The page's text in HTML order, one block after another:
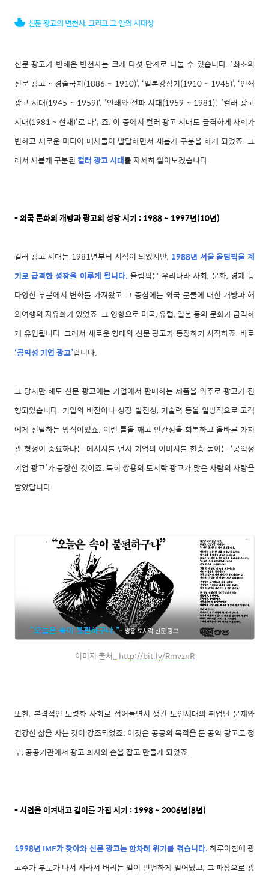
신문 광고가 변해온 변천사는 크게 다섯 단계로 나눌 수 있습니다. ‘최초의
신문 광고 ~ 경술국치(1886 ~ 1910)’, ‘일본강점기(1910 ~ 1945)’, ‘인쇄
광고 시대(1945 ~ 1959)‘, ’인쇄와 전파 시대(1959 ~ 1981)‘, ’컬러 광고
시대(1981 ~ 현재)‘로 나누죠. 이 중에서 컬러 광고 시대도 급격하게 사회가
변하고 새로운 미디어 매체들이 발달하면서 새롭게 구분을 하게 되었죠. 그
래서 새롭게 구분된 컬러 광고 시대를 자세히 알아보겠습니다.
- 외국 문화의 개방과 광고의 성장 시기 : 1988 ~ 1997년(10년)
컬러 광고 시대는 1981년부터 시작이 되었지만, 1988년 서울 올림픽을 계
기로 급격한 성장을 이루게 됩니다.올림픽은 우리나라 사회, 문화, 경제 등
다양한 부분에서 변화를 가져왔고 그 중심에는 외국 문물에 대한 개방과 해
외여행의 자유화가 있었죠. 그 영향으로 미국, 유럽, 일본 등의 문화가 급격하
게 유입됩니다. 그래서 새로운 형태의 신문 광고가 등장하기 시작하죠. 바로
‘공익성 기업 광고’랍니다.
그 당시만 해도 신문 광고에는 기업에서 판매하는 제품을 위주로 광고가 진
행되었습니다. 기업의 비전이나 성정 발전성, 기술력 등을 일방적으로 고객
에게 전달하는 방식이었죠. 이런 틀을 깨고 인간성을 회복하고 올바른 가치
관 형성이 중요하다는 메시지를 던져 기업의 이미지를 한층 높이는 ‘공익성
기업 광고’가 등장한 것이죠. 특히 쌍용의 도시락 광고가 많은 사람의 사랑을
받았답니다.
이미지 출처_ http://bit.ly/RmvznR
또한, 본격적인 노령화 사회로 접어들면서 생긴 노인세대의 취업난 문제와
건강한 삶을 사는 것이 강조되었죠. 이것은 공공의 목적을 둔 공익 광고로 정
부, 공공기관에서 광고 회사와 손을 잡고 만들게 되었죠.
- 시련을 이겨내고 깊이를 가진 시기 : 1998 ~ 2006년(8년)
1998년 IMF가 찾아와 신문 광고는 한차례 위기를 겪습니다.하루아침에 광
고주가 부도가 나서 사라져 버리는 일이 빈번하게 일어났고, 그 파장으로 광